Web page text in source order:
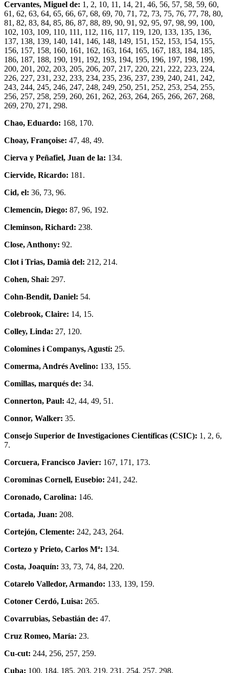
Cervantes, Miguel de: 1, 2, 10, 11, 14, 21, 46, 56, 57, 58, 59, 60,
61, 62, 63, 64, 65, 66, 67, 68, 69, 70, 71, 72, 73, 75, 76, 77, 78, 80,
81, 82, 83, 84, 85, 86, 87, 88, 89, 90, 91, 92, 95, 97, 98, 99, 100,
102, 103, 109, 110, 111, 112, 116, 117, 119, 120, 133, 135, 136,
137, 138, 139, 140, 141, 146, 148, 149, 151, 152, 153, 154, 155,
156, 157, 158, 160, 161, 162, 163, 164, 165, 167, 183, 184, 185,
186, 187, 188, 190, 191, 192, 193, 194, 195, 196, 197, 198, 199,
200, 201, 202, 203, 205, 206, 207, 217, 220, 221, 222, 223, 224,
226, 227, 231, 232, 233, 234, 235, 236, 237, 239, 240, 241, 242,
243, 244, 245, 246, 247, 248, 249, 250, 251, 252, 253, 254, 255,
256, 257, 258, 259, 260, 261, 262, 263, 264, 265, 266, 267, 268,
269, 270, 271, 298.
Chao, Eduardo: 168, 170.
Choay, Françoise: 47, 48, 49.
Cierva y Peñafiel, Juan de la: 134.
Ciervide, Ricardo: 181.
Cid, el: 36, 73, 96.
Clemencín, Diego: 87, 96, 192.
Cleminson, Richard: 238.
Close, Anthony: 92.
Clot i Trias, Damià del: 212, 214.
Cohen, Shai: 297.
Cohn-Bendit, Daniel: 54.
Colebrook, Claire: 14, 15.
Colley, Linda: 27, 120.
Colomines i Companys, Agustí: 25.
Comerma, Andrés Avelino: 133, 155.
Comillas, marqués de: 34.
Connerton, Paul: 42, 44, 49, 51.
Connor, Walker: 35.
Consejo Superior de Investigaciones Científicas (CSIC): 1, 2, 6,
7.
Corcuera, Francisco Javier: 167, 171, 173.
Corominas Cornell, Eusebio: 241, 242.
Coronado, Carolina: 146.
Cortada, Juan: 208.
Cortejón, Clemente: 242, 243, 264.
Cortezo y Prieto, Carlos Mª: 134.
Costa, Joaquín: 33, 73, 74, 84, 220.
Cotarelo Valledor, Armando: 133, 139, 159.
Cotoner Cerdó, Luisa: 265.
Covarrubias, Sebastián de: 47.
Cruz Romeo, María: 23.
Cu-cut: 244, 256, 257, 259.
Cuba: 100, 184, 185, 203, 219, 231, 254, 257, 298.